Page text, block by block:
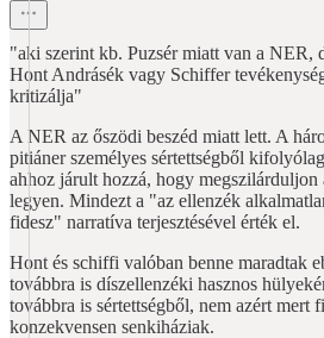
"aki szerint kb. Puzsér miatt van a NER,
Hont Andrásék vagy Schiffer
kritizálja"
A NER az őszödi beszéd miatt lett. A
pitiáner személyes sértettségből
ahhoz járult hozzá, hogy megszilárduljon
legyen. Mindezt a "az ellenzék
fidesz" narratíva terjesztésével érték el.
Hont és schiffi valóban benne maradtak
továbbra is díszellenzéki hasznos
továbbra is sértettségből, nem azért mert
konzekvensen senkiháziak.